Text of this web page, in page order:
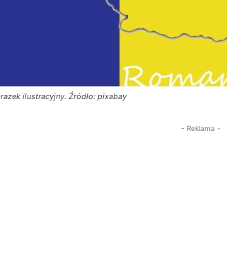
ilustracyjny. Źródło: pixabay
- Reklama -